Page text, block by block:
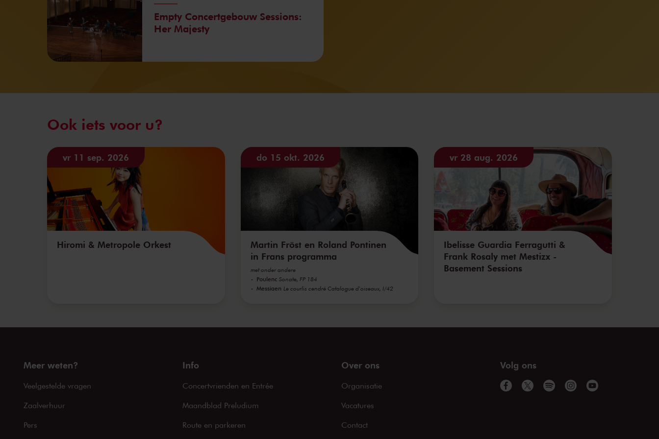
Empty Concertgebouw Sessions:
Her Majesty
Ook iets voor u?
vr 11 sep. 2026
Hiromi & Metropole Orkest
do 15 okt. 2026
Martin Fröst en Roland Pontinen
in Frans programma
met onder andere
Poulenc Sonate, FP 184
Messiaen Le courlis cendré Catalogue d'oiseaux, I/42
vr 28 aug. 2026
Ibelisse Guardia Ferragutti &
Frank Rosaly met Mestizx -
Basement Sessions
Meer weten?
Veelgestelde vragen
Zaalverhuur
Pers
Info
Concertvrienden en Entrée
Maandblad Preludium
Route en parkeren
Over ons
Organisatie
Vacatures
Contact
Volg ons